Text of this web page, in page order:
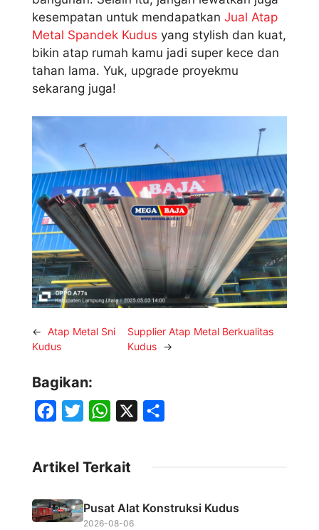
kesempatan untuk mendapatkan Jual Atap
Metal Spandek Kudus yang stylish dan kuat,
bikin atap rumah kamu jadi super kece dan
tahan lama. Yuk, upgrade proyekmu
sekarang juga!
← Atap Metal Sni
Kudus
Supplier Atap Metal Berkualitas
Kudus
→
Bagikan:
e
b
o
t
e
t
A
Artikel Terkait
Pusat Alat Konstruksi Kudus
2026-08-06